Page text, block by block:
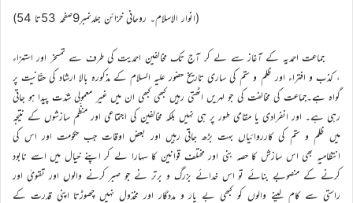
(انوار الاسلام۔ روحانی خزائن جلدنمبر9صفحہ 53تا 54)
جماعت احمدیہ کے آغاز سے لے کر آج تک مخالفین احمدیت کی طرف سے تمسخر اور استہزاء
، کذب و افتراء اور ظلم و ستم کی ساری تاریخ حضور علیہ السلام کے مذکورہ بالا ارشاد کی حقّانیت پر
گواہ ہے۔جماعت کی مخالفت کی جو لہریں اٹھتی رہیں کبھی کبھی ان میں غیر معمولی شدّت پیدا ہو جاتی
رہی ہے۔ اور انفرادی یا مقامی طور پر ہی نہیں بلکہ مخالفین کی اجتماعی اور منظّم سازشوں کے نتیجہ
میں ظلم و ستم کی کارروائیاں بہت بڑھ جاتی رہیں اور بعض اوقات جب حکومت اور اس کی
انتظامیہ بھی اس سازش کا حصہ بنی اور مختلف قوانین کا سہارا لے کر اپنے خیال میں اسے نابود
کرنے کے منصوبے بنائے تو اس خدائے بزرگ و برتر نے جو صبر کرنے والوں اور تقویٰ اور
راستی سے کام لینے والوں کو کبھی بے یار و مددگار اور مخذول نہیں چھوڑتا اپنی قدرت کے